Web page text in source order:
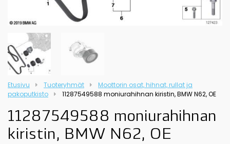
Etusivu Tuoteryhmät
Moottorin osat, hihnat, rullat ja
pakoputkisto
11287549588 moniurahihnan kiristin, BMW N62, OE
11287549588 moniurahihnan
kiristin, BMW N62, OE